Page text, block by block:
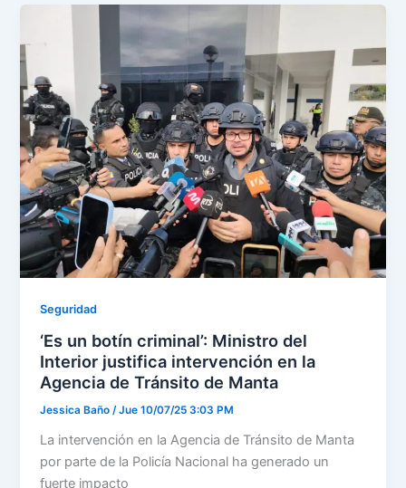
Seguridad
‘Es un botín criminal’: Ministro del
Interior justifica intervención en la
Agencia de Tránsito de Manta
Jessica Baño /Jue 10/07/25 3:03 PM
La intervención en la Agencia de Tránsito de Manta
por parte de la Policía Nacional ha generado un
fuerte impacto